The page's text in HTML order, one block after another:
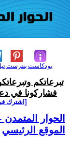
بنترست بودكاست
تبرعاتكم
فشاركونا في
[اشترك
الحوار المتمدن
الموقع الرئيسي